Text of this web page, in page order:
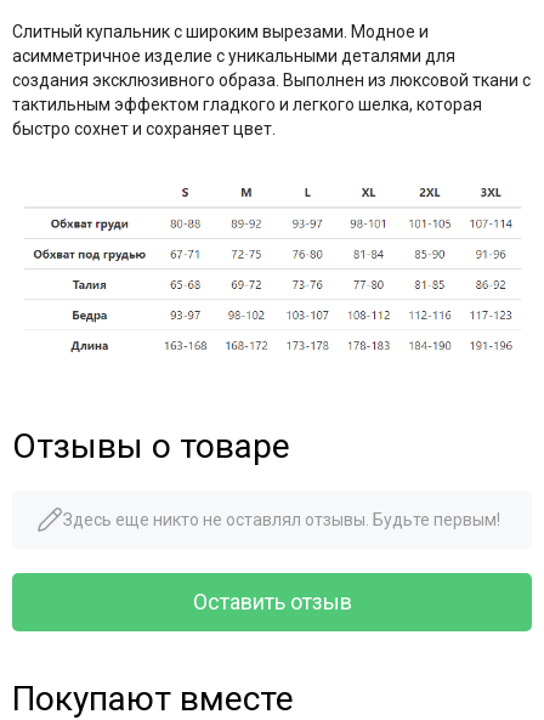
Слитный купальник с широким вырезами. Модное и
асимметричное изделие с уникальными деталями для
создания эксклюзивного образа. Выполнен из люксовой ткани с
тактильным эффектом гладкого и легкого шелка, которая
быстро сохнет и сохраняет цвет.
Отзывы о товаре
Здесь еще никто не оставлял отзывы. Будьте первым!
Оставить отзыв
Покупают вместе